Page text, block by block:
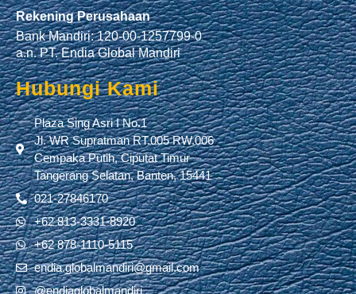
Rekening Perusahaan
Bank Mandiri: 120-00-1257799-0
a.n. PT. Endia Global Mandiri
Hubungi Kami
Plaza Sing Asri I No.1
Jl. WR Supratman RT.005 RW.006
Cempaka Putih, Ciputat Timur
Tangerang Selatan, Banten, 15441
021-27846170
+62 813-3331-8920
+62 878-1110-5115
endia.globalmandiri@gmail.com
@endiaglobalmandiri